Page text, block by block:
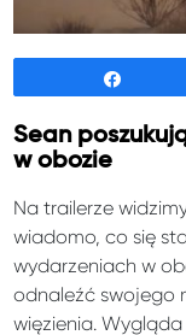
Sean
w obozie
Na trailerze
wiadomo, co się
wydarzeniach w
odnaleźć swojego
więzienia.